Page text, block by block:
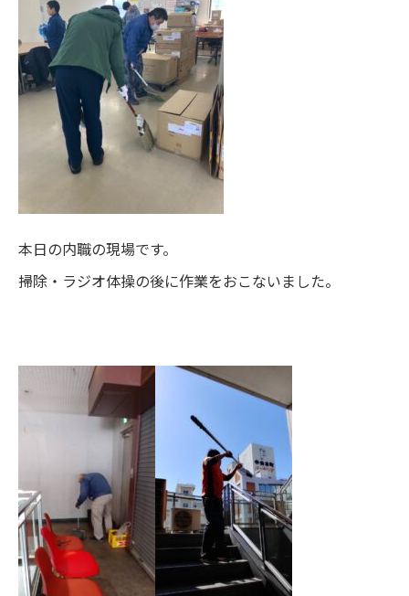
本日の内職の現場です。
掃除・ラジオ体操の後に作業をおこないました。